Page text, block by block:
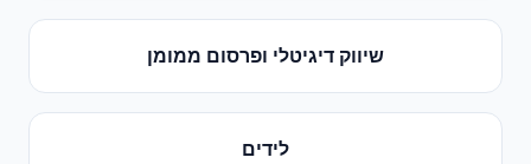
שיווק דיגיטלי ופרסום ממומן
לידים